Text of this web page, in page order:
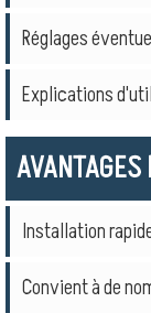
Réglages
Explications
Installation
Convient à de